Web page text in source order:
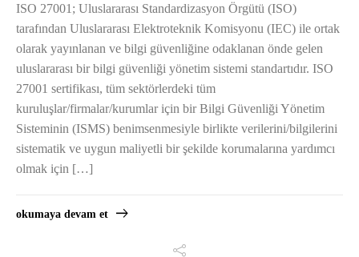
ISO 27001; Uluslararası Standardizasyon Örgütü (ISO)
tarafından Uluslararası Elektroteknik Komisyonu (IEC) ile ortak
olarak yayınlanan ve bilgi güvenliğine odaklanan önde gelen
uluslararası bir bilgi güvenliği yönetim sistemi standartıdır. ISO
27001 sertifikası, tüm sektörlerdeki tüm
kuruluşlar/firmalar/kurumlar için bir Bilgi Güvenliği Yönetim
Sisteminin (ISMS) benimsenmesiyle birlikte verilerini/bilgilerini
sistematik ve uygun maliyetli bir şekilde korumalarına yardımcı
olmak için […]
okumaya devam et